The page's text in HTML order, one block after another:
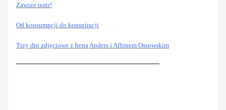
Zawsze teatr!
Od konsumpcji do konspiracji
Trzy dni zdjęciowe z Ireną Anders i Albinem Ossowskim
-----------------------------------------------------------------------